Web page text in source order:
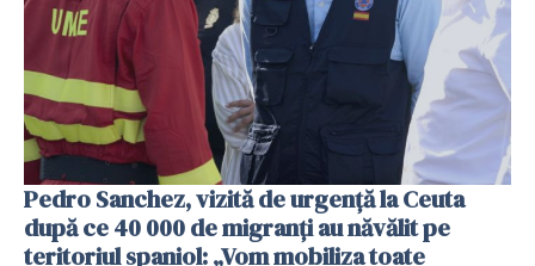
Pedro Sanchez, vizită de urgență la Ceuta
după ce 40 000 de migranți au năvălit pe
teritoriul spaniol: „Vom mobiliza toate